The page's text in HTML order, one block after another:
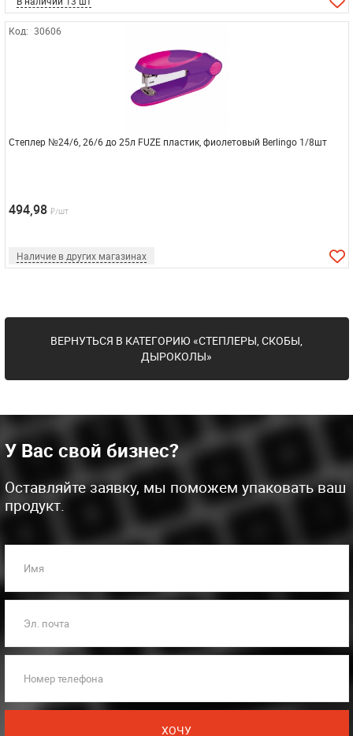
Код: 30606
Степлер №24/6, 26/6 до 25л FUZE пластик, фиолетовый Berlingo 1/8шт
494,98 ₽/шт
Наличие в других магазинах
ВЕРНУТЬСЯ В КАТЕГОРИЮ «СТЕПЛЕРЫ, СКОБЫ,
ДЫРОКОЛЫ»
У Вас свой бизнес?
Оставляйте заявку, мы поможем упаковать ваш
продукт.
Имя
Эл. почта
Номер телефона
ХОЧУ